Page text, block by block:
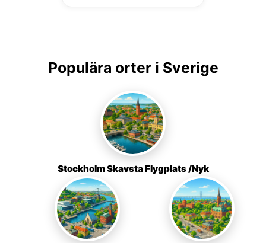
Populära orter i Sverige
Stockholm Skavsta Flygplats /Nyk